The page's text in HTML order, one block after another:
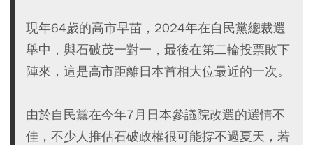
現年64歲的高市早苗，2024年在自民黨總裁選
舉中，與石破茂一對一，最後在第二輪投票敗下
陣來，這是高市距離日本首相大位最近的一次。
由於自民黨在今年7月日本參議院改選的選情不
佳，不少人推估石破政權很可能撐不過夏天，若